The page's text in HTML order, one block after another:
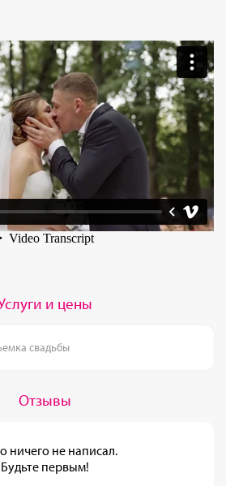
и цены
свадьбы
Отзывы
ничего не написал.
Будьте первым!